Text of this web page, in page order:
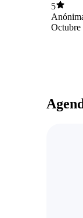
5
Octubre